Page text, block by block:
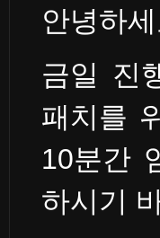
안녕하
금일 진
패치를
10분간
하시기